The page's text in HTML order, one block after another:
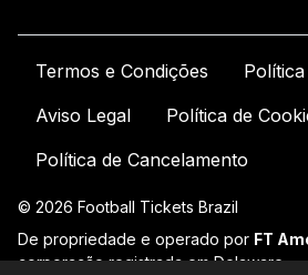
Termos e Condições
Aviso Legal
Política de
Política de Cancelamento
© 2026 Football Tickets Brazil
De propriedade e operado por FT
corporação registrada em Delaware